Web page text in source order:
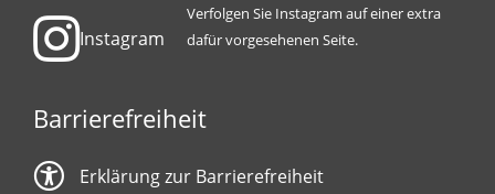
Instagram
Verfolgen Sie Instagram auf einer extra
dafür vorgesehenen Seite.
Barrierefreiheit
Erklärung zur Barrierefreiheit